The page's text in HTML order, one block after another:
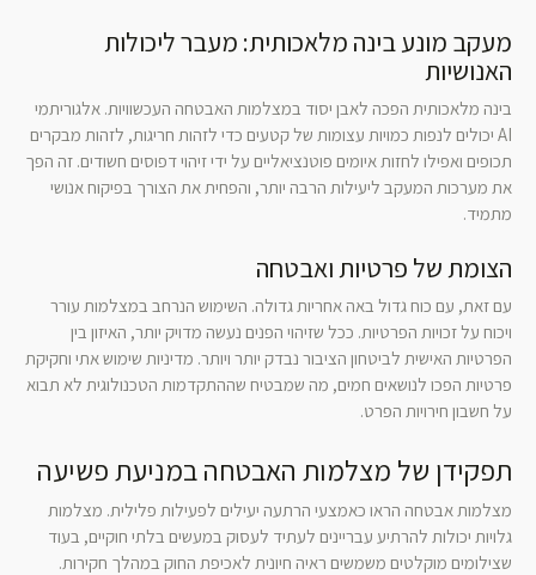
מעקב מונע בינה מלאכותית: מעבר ליכולות
האנושיות
בינה מלאכותית הפכה לאבן יסוד במצלמות האבטחה העכשוויות. אלגוריתמי
AI יכולים לנפות כמויות עצומות של קטעים כדי לזהות חריגות, לזהות מבקרים
תכופים ואפילו לחזות איומים פוטנציאליים על ידי זיהוי דפוסים חשודים. זה הפך
את מערכות המעקב ליעילות הרבה יותר, והפחית את הצורך בפיקוח אנושי
מתמיד.
הצומת של פרטיות ואבטחה
עם זאת, עם כוח גדול באה אחריות גדולה. השימוש הנרחב במצלמות עורר
ויכוח על זכויות הפרטיות. ככל שזיהוי הפנים נעשה מדויק יותר, האיזון בין
הפרטיות האישית לביטחון הציבור נבדק יותר ויותר. מדיניות שימוש אתי וחקיקת
פרטיות הפכו לנושאים חמים, מה שמבטיח שההתקדמות הטכנולוגית לא תבוא
על חשבון חירויות הפרט.
תפקידן של מצלמות האבטחה במניעת פשיעה
מצלמות אבטחה הראו כאמצעי הרתעה יעילים לפעילות פלילית. מצלמות
גלויות יכולות להרתיע עבריינים לעתיד לעסוק במעשים בלתי חוקיים, בעוד
שצילומים מוקלטים משמשים ראיה חיונית לאכיפת החוק במהלך חקירות.